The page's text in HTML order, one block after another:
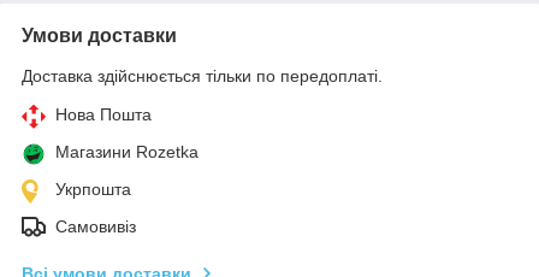
Умови доставки
Доставка здійснюється тільки по передоплаті.
Нова Пошта
Магазини Rozetka
Укрпошта
Самовивіз
Всі умови доставки